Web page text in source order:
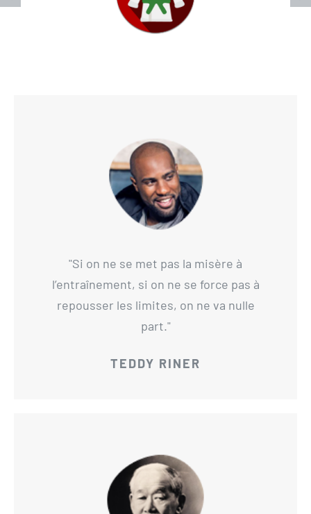
Si on ne se met pas la misère à
l’entraînement, si on ne se force pas à
repousser les limites, on ne va nulle
part.
TEDDY RINER